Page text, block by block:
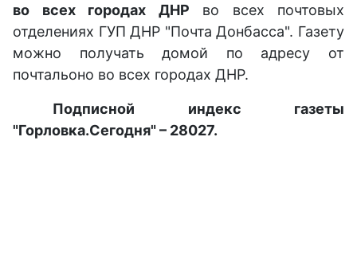
во всех городах ДНР во всех почтовых
отделениях ГУП ДНР "Почта Донбасса". Газету
можно получать домой по адресу от
почтальоно во всех городах ДНР.
Подписной индекс газеты
"Горловка.Сегодня" – 28027.